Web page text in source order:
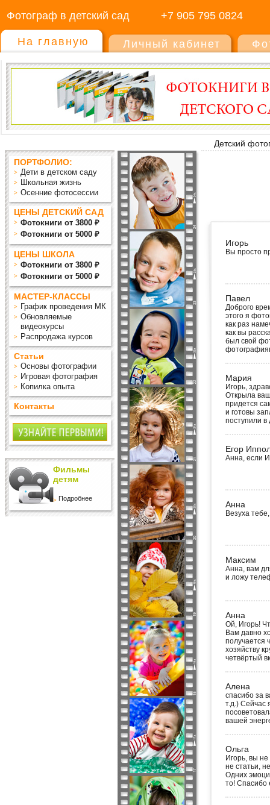
Фотограф в детский сад +7 905 795 0824
На главную Личный кабинет
Детский
ПОРТФОЛИО:
Дети в детском саду
Школьная жизнь
Осенние фотосессии
ЦЕНЫ ДЕТСКИЙ САД
Фотокниги от 3800 ₽
Фотокниги от 5000 ₽
ЦЕНЫ ШКОЛА
Фотокниги от 3800 ₽
Фотокниги от 5000 ₽
МАСТЕР-КЛАССЫ
График проведения МК
Обновляемые
видеокурсы
Распродажа курсов
Статьи
Основы фотографии
Игровая фотография
Копилка опыта
Контакты
Фильмы
детям
Подробнее
Игорь
Вы просто
Павел
Доброго
этого я
как раз
как вы
был свой
Мария
Игорь,
Открыла ваш
придется
и готовы
поступили
Егор
Анна, если
Анна
Везуха
Максим
Анна, вам
и ложу
Анна
Ой, Игорь!
Вам давно
получается
хозяйству
четвёртый
Алена
спасибо за
т.д.) Сейчас
вашей
Ольга
Игорь, вы
не статьи,
Одних
то! Спасибо